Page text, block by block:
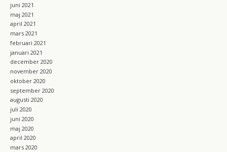
juni 2021
maj 2021
april 2021
mars 2021
februari 2021
januari 2021
december 2020
november 2020
oktober 2020
september 2020
augusti 2020
juli 2020
juni 2020
maj 2020
april 2020
mars 2020